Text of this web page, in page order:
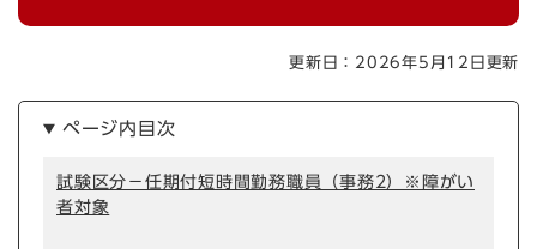
更新日：2026年5月12日更新
ページ内目次
試験区分－任期付短時間勤務職員（事務2）※障がい
者対象